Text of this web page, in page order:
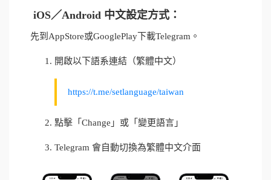
iOS／Android 中文設定方式：
先到AppStore或GooglePlay下載Telegram。
開啟以下語系連結（繁體中文）
https://t.me/setlanguage/taiwan
點擊「Change」或「變更語言」
Telegram 會自動切換為繁體中文介面